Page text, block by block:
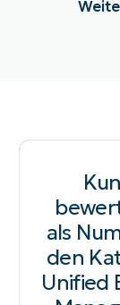
als
den
Unified